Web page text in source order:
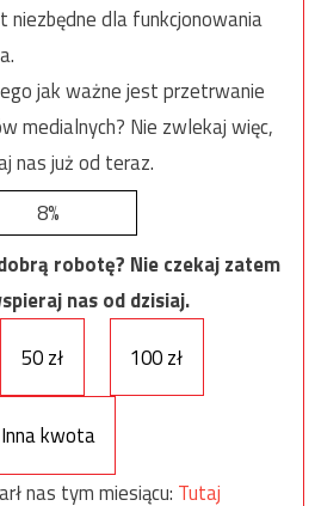
dla funkcjonowania
jak ważne jest przetrwanie
medialnych? Nie zwlekaj więc,
nas już od teraz.
8%
robotę? Nie czekaj zatem
nas od dzisiaj.
50 zł 100 zł
Inna kwota
nas tym miesiącu: Tutaj